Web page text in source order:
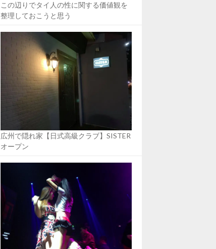
この辺りでタイ人の性に関する価値観を
整理しておこうと思う
広州で隠れ家【日式高級クラブ】SISTER
オープン